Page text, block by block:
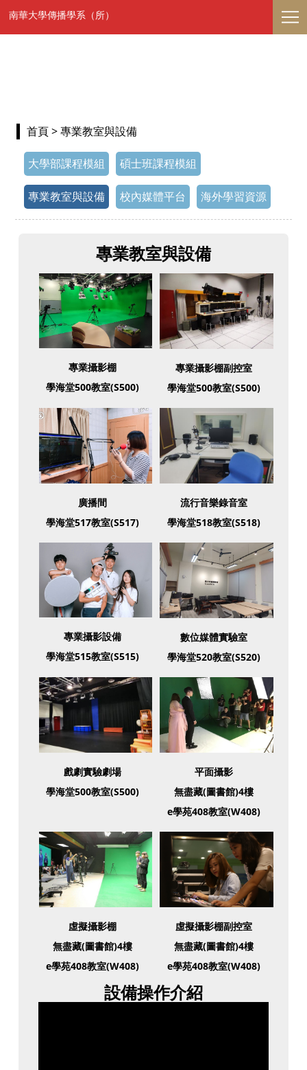
南華大學傳播學系（所）
首頁> 專業教室與設備
大學部課程模組 碩士班課程模組
專業教室與設備 校內媒體平台 海外學習資源
專業教室與設備
專業攝影棚
學海堂500教室(S500)
專業攝影棚副控室
學海堂500教室(S500)
廣播間
學海堂517教室(S517)
流行音樂錄音室
學海堂518教室(S518)
專業攝影設備
學海堂515教室(S515)
數位媒體實驗室
學海堂520教室(S520)
戲劇實驗劇場
學海堂500教室(S500)
平面攝影
無盡藏(圖書館)4樓
e學苑408教室(W408)
虛擬攝影棚
無盡藏(圖書館)4樓
e學苑408教室(W408)
虛擬攝影棚副控室
無盡藏(圖書館)4樓
e學苑408教室(W408)
設備操作介紹